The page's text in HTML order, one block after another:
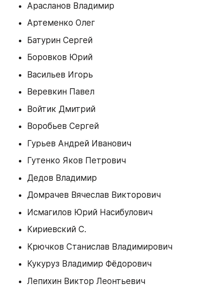
Арасланов Владимир
Артеменко Олег
Батурин Сергей
Боровков Юрий
Васильев Игорь
Веревкин Павел
Войтик Дмитрий
Воробьев Сергей
Гурьев Андрей Иванович
Гутенко Яков Петрович
Дедов Владимир
Домрачев Вячеслав Викторович
Исмагилов Юрий Насибулович
Кириевский С.
Крючков Станислав Владимирович
Кукуруз Владимир Фёдорович
Лепихин Виктор Леонтьевич